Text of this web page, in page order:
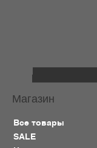
Магазин
Все товары
SALE